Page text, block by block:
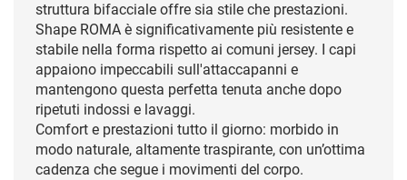
struttura bifacciale offre sia stile che prestazioni.
Shape ROMA è significativamente più resistente e
stabile nella forma rispetto ai comuni jersey. I capi
appaiono impeccabili sull'attaccapanni e
mantengono questa perfetta tenuta anche dopo
ripetuti indossi e lavaggi.
Comfort e prestazioni tutto il giorno: morbido in
modo naturale, altamente traspirante, con un’ottima
cadenza che segue i movimenti del corpo.